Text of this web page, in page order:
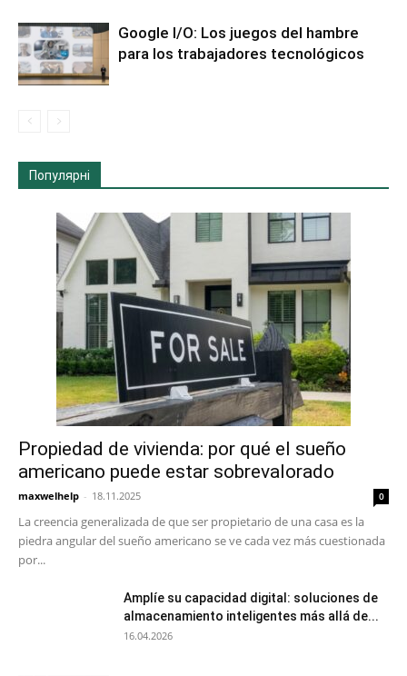
Google I/O: Los juegos del hambre
para los trabajadores tecnológicos
Популярні
Propiedad de vivienda: por qué el sueño
americano puede estar sobrevalorado
maxwelhelp - 18.11.2025 0
La creencia generalizada de que ser propietario de una casa es la
piedra angular del sueño americano se ve cada vez más cuestionada
por...
Amplíe su capacidad digital: soluciones de
almacenamiento inteligentes más allá de...
16.04.2026